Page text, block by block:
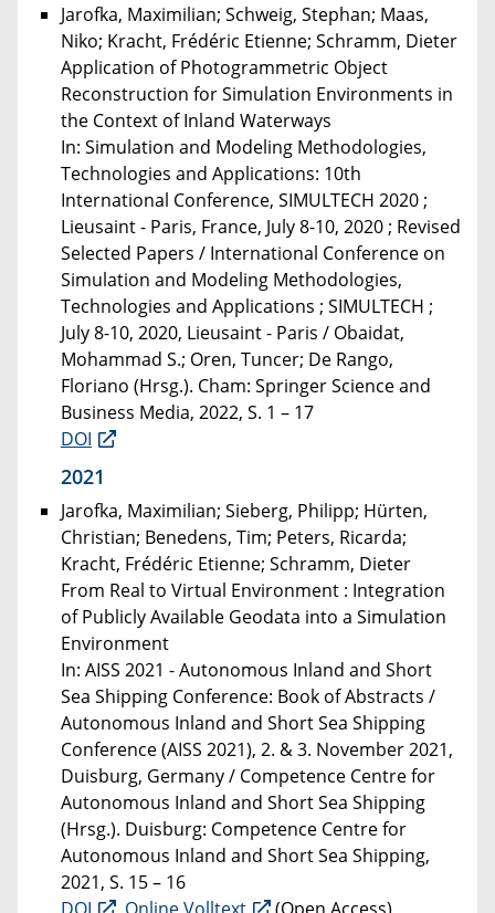
Jarofka, Maximilian; Schweig, Stephan; Maas,
Niko; Kracht, Frédéric Etienne; Schramm, Dieter
Application of Photogrammetric Object
Reconstruction for Simulation Environments in
the Context of Inland Waterways
In: Simulation and Modeling Methodologies,
Technologies and Applications: 10th
International Conference, SIMULTECH 2020 ;
Lieusaint - Paris, France, July 8-10, 2020 ; Revised
Selected Papers / International Conference on
Simulation and Modeling Methodologies,
Technologies and Applications ; SIMULTECH ;
July 8-10, 2020, Lieusaint - Paris / Obaidat,
Mohammad S.; Oren, Tuncer; De Rango,
Floriano (Hrsg.). Cham: Springer Science and
Business Media, 2022, S. 1 – 17
DOI
2021
Jarofka, Maximilian; Sieberg, Philipp; Hürten,
Christian; Benedens, Tim; Peters, Ricarda;
Kracht, Frédéric Etienne; Schramm, Dieter
From Real to Virtual Environment : Integration
of Publicly Available Geodata into a Simulation
Environment
In: AISS 2021 - Autonomous Inland and Short
Sea Shipping Conference: Book of Abstracts /
Autonomous Inland and Short Sea Shipping
Conference (AISS 2021), 2. & 3. November 2021,
Duisburg, Germany / Competence Centre for
Autonomous Inland and Short Sea Shipping
(Hrsg.). Duisburg: Competence Centre for
Autonomous Inland and Short Sea Shipping,
2021, S. 15 – 16